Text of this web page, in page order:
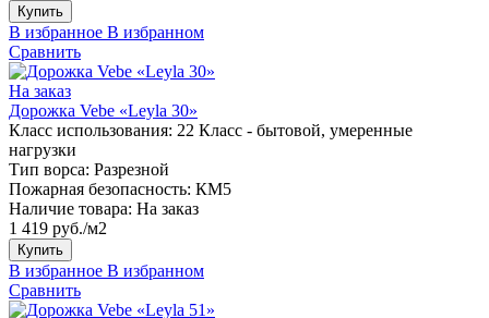
Купить
В избранное В избранном
Сравнить
На заказ
Дорожка Vebe «Leyla 30»
Класс использования: 22 Класс - бытовой, умеренные
нагрузки
Тип ворса: Разрезной
Пожарная безопасность: КМ5
Наличие товара: На заказ
1 419 руб./м2
Купить
В избранное В избранном
Сравнить